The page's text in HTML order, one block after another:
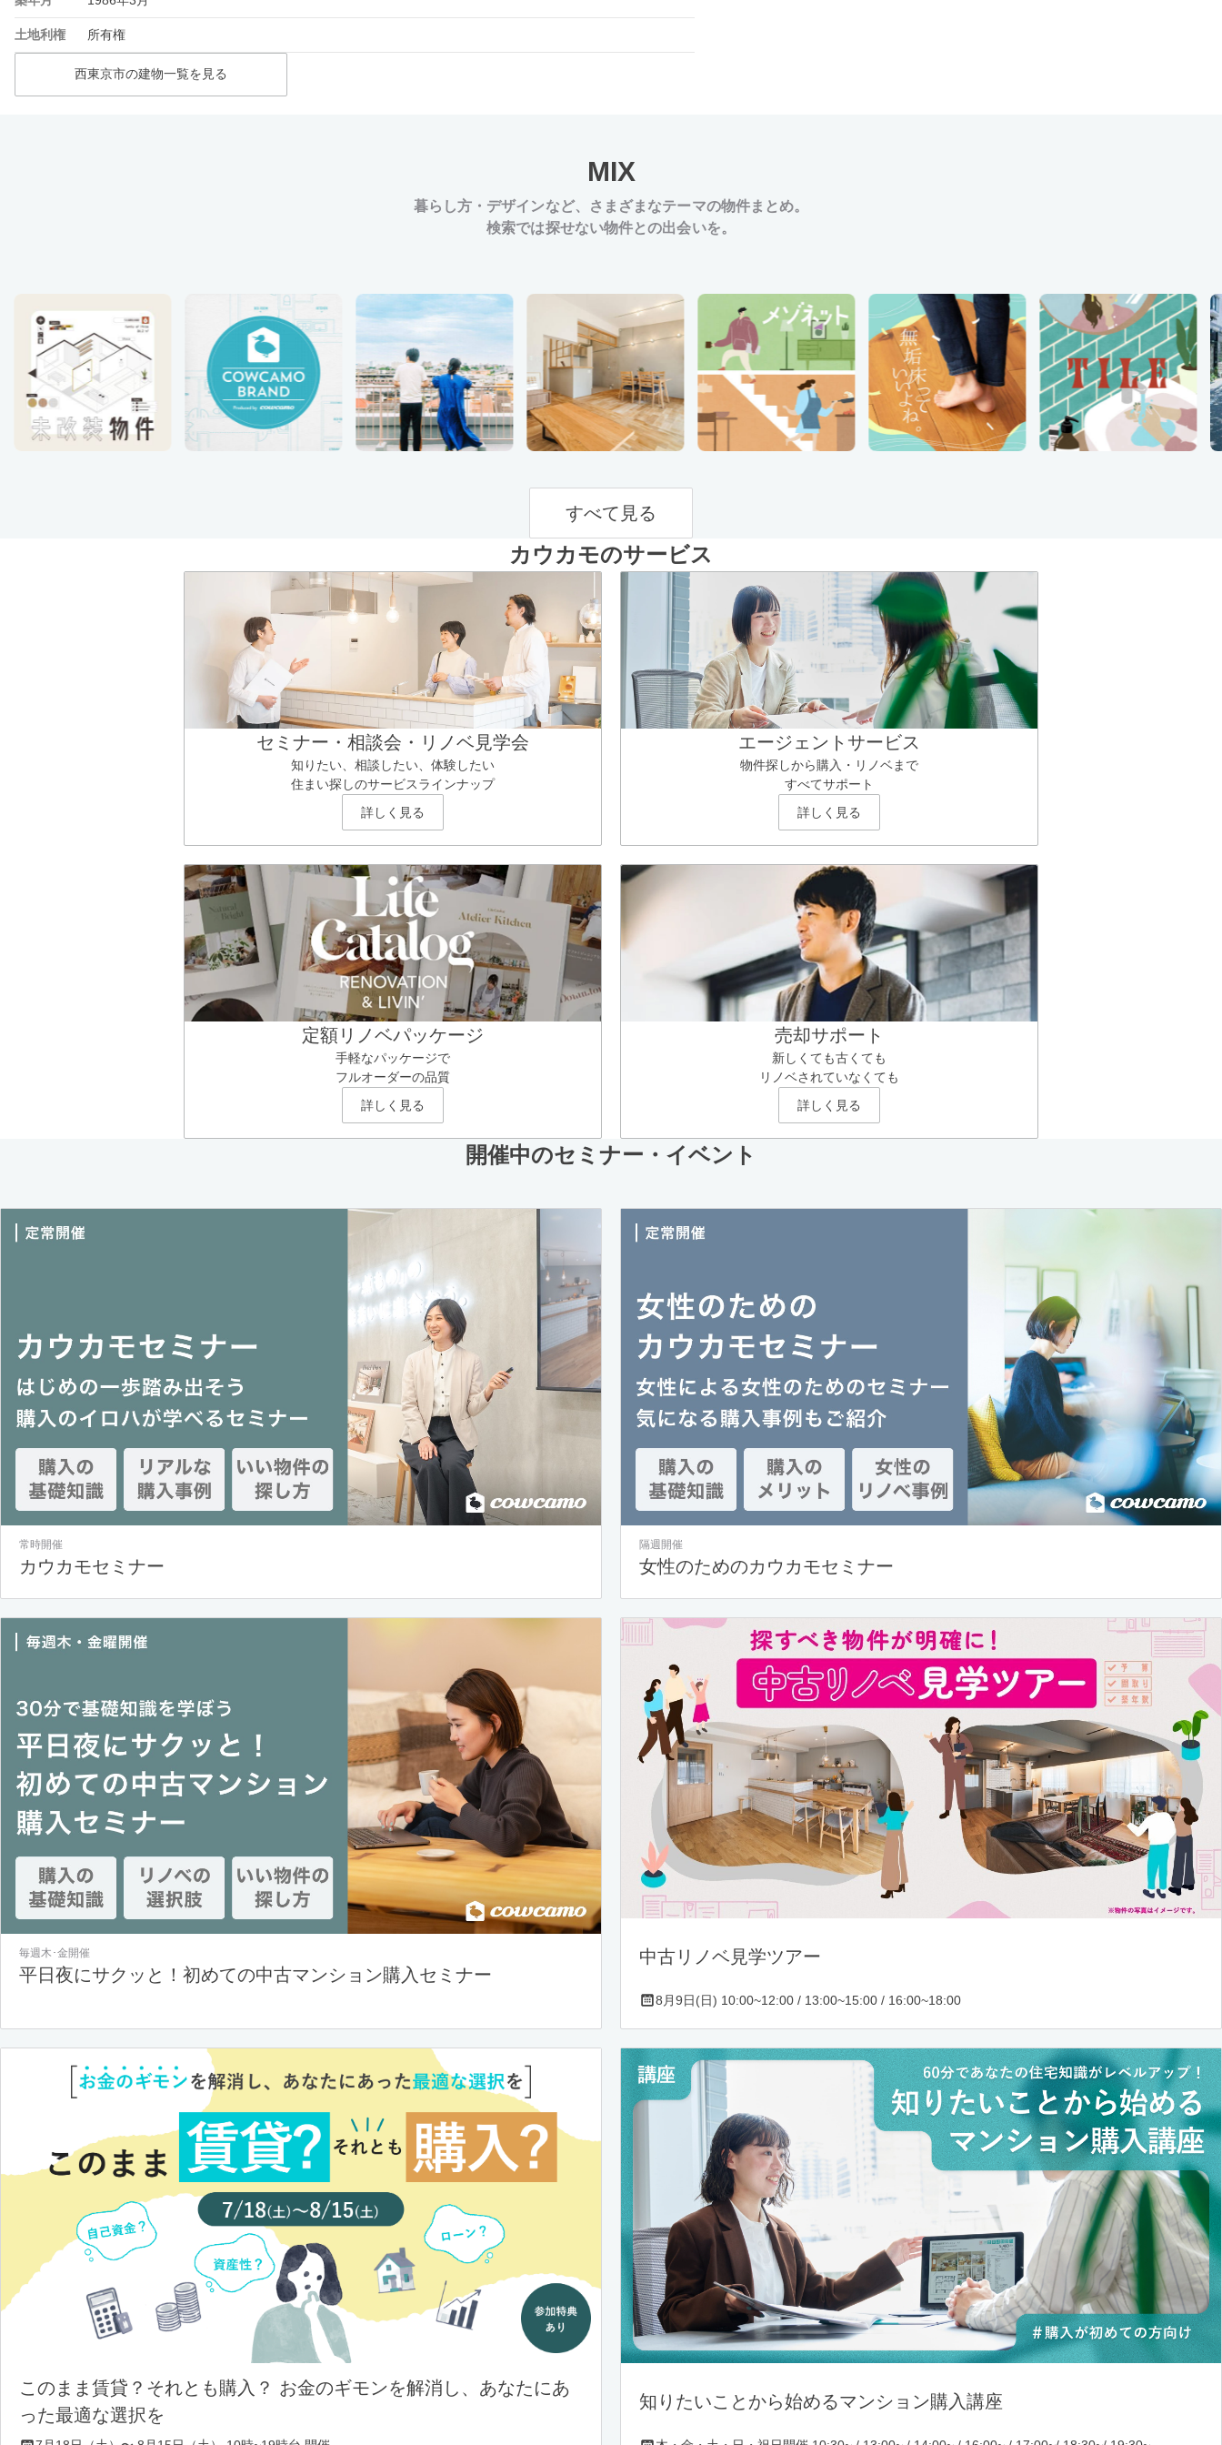
土地利権 所有権
西東京市の建物一覧を見る
MIX
暮らし方・デザインなど、
さまざまなテーマの物件まとめ。
検索では探せない物件との出会いを。
すべて見る
カウカモのサービス
セミナー・相談会・リノベ見学会
知りたい、相談したい、体験したい
住まい探しのサービスラインナップ
詳しく見る
エージェントサービス
物件探しから購入・リノベまで
すべてサポート
詳しく見る
定額リノベパッケージ
手軽なパッケージで
フルオーダーの品質
詳しく見る
売却サポート
新しくても古くても
リノベされていなくても
詳しく見る
開催中のセミナー・イベント
常時開催
カウカモセミナー
隔週開催
女性のためのカウカモセミナー
毎週木･金開催
平日夜にサクッと！初めての中古マンション購入セミナー
中古リノベ見学ツアー
8月9日(日) 10:00~12:00 / 13:00~15:00 / 16:00~18:00
このまま賃貸？それとも購入？ お金のギモンを解消し、あなたにあ
った最適な選択を
知りたいことから始めるマンション購入講座